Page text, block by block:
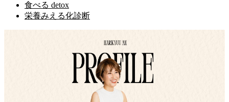
食べる detox
栄養みえる化診断